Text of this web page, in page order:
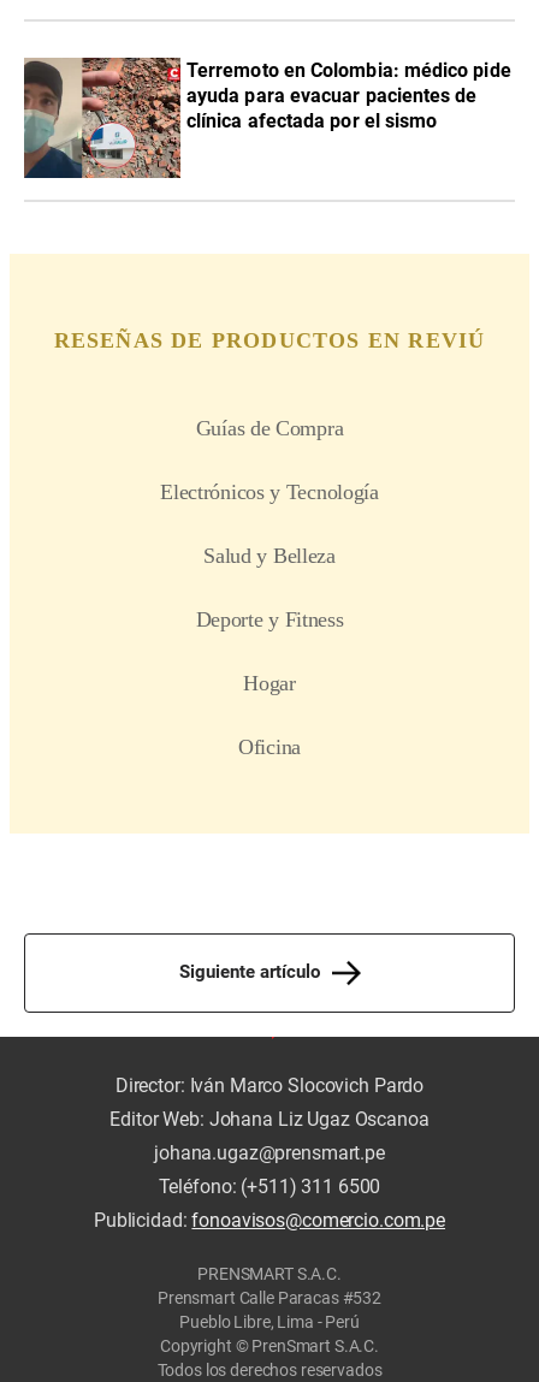
Terremoto en Colombia: médico pide
ayuda para evacuar pacientes de
clínica afectada por el sismo
Siguiente artículo
Director: Iván Marco Slocovich Pardo
Editor Web: Johana Liz Ugaz Oscanoa
johana.ugaz@prensmart.pe
Teléfono: (+511) 311 6500
Publicidad:fonoavisos@comercio.com.pe
PRENSMART S.A.C.
Prensmart Calle Paracas #532
Pueblo Libre, Lima - Perú
Copyright © PrenSmart S.A.C.
Todos los derechos reservados